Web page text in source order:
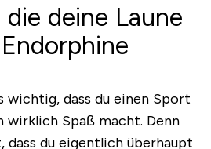
deine Laune
wichtig, dass du einen Sport
wirklich Spaß macht. Denn
dass du eigentlich überhaupt